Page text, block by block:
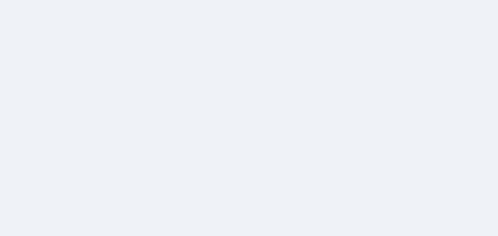
梅干しを毎日食べたらどうな
ブルーベリーを毎日食べた
バナナを毎日食べたらどうな